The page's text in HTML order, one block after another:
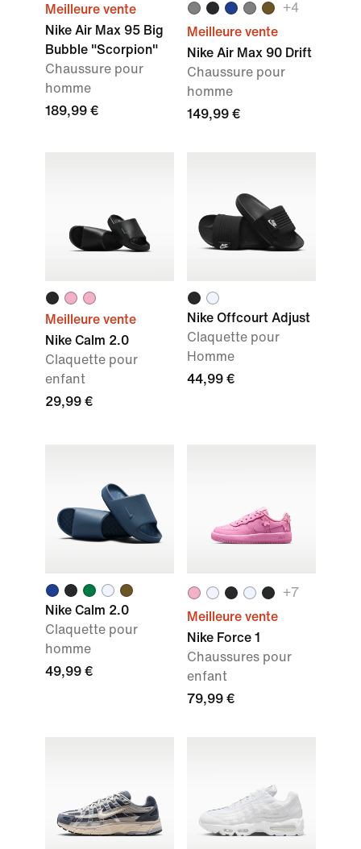
Meilleure vente
Nike Air Max 95 Big
Bubble "Scorpion"
Chaussure pour
homme
189,99 €
+4
Meilleure vente
Nike Air Max 90 Drift
Chaussure pour
homme
149,99 €
Meilleure vente
Nike Calm 2.0
Claquette pour
enfant
29,99 €
Nike Offcourt Adjust
Claquette pour
Homme
44,99 €
Nike Calm 2.0
Claquette pour
homme
49,99 €
+7
Meilleure vente
Nike Force 1
Chaussures pour
enfant
79,99 €